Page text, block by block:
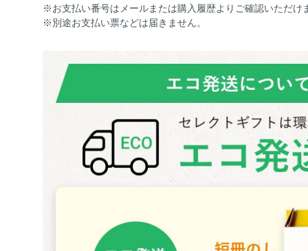
※お支払い番号はメールまたは購入履歴よりご確認いただけ
※別途お支払い票などは届きません。